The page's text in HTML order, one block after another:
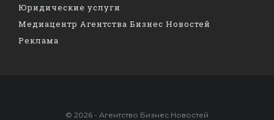
Юридические услуги
Медиацентр Агентства Бизнес Новостей
Реклама
© 2026 - Агентство Бизнес Новостей